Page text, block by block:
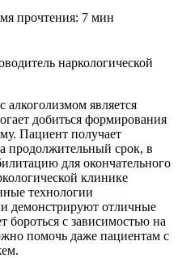
прочтения: 7 мин
наркологической
является
добиться формирования
Пациент получает
продолжительный срок, в
для окончательного
клинике
технологии
демонстрируют отличные
бороться с зависимостью на
помочь даже пациентам с